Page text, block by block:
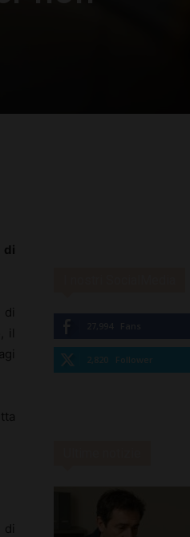
di
di
il
di
2,820 Follower